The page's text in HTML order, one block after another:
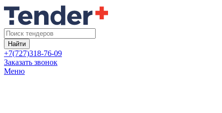
Найти
+7(727)318-76-09
Заказать звонок
Меню